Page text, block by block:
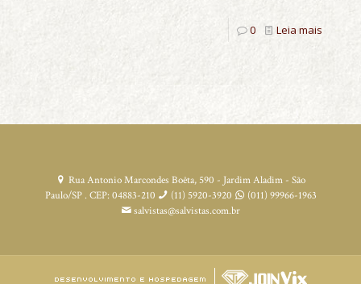
0 Leia mais
Rua Antonio Marcondes Boêta, 590 - Jardim Aladim - São
Paulo/SP . CEP: 04883-210
(11) 5920-3920
(011) 99966-1963
salvistas@salvistas.com.br